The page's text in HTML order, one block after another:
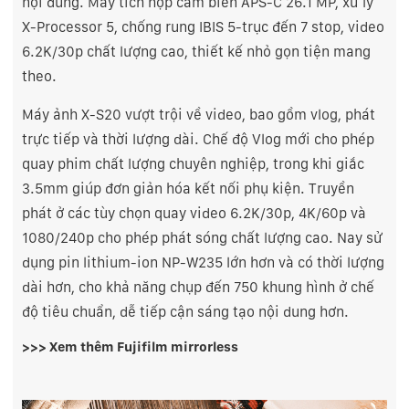
X-Processor 5, chống rung IBIS 5-trục đến 7 stop, video
6.2K/30p chất lượng cao, thiết kế nhỏ gọn tiện mang
theo.
Máy ảnh X-S20 vượt trội về video, bao gồm vlog, phát
trực tiếp và thời lượng dài. Chế độ Vlog mới cho phép
quay phim chất lượng chuyên nghiệp, trong khi giắc
3.5mm giúp đơn giản hóa kết nối phụ kiện. Truyền
phát ở các tùy chọn quay video 6.2K/30p, 4K/60p và
1080/240p cho phép phát sóng chất lượng cao. Nay sử
dụng pin lithium-ion NP-W235 lớn hơn và có thời lượng
dài hơn, cho khả năng chụp đến 750 khung hình ở chế
độ tiêu chuẩn, dễ tiếp cận sáng tạo nội dung hơn.
>>> Xem thêm Fujifilm mirrorless